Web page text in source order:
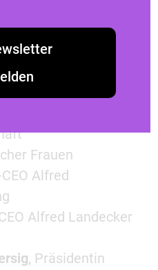
Frauen Union
Vorsitzende
Frauen
Frauen
Alfred
Alfred Landecker
, Präsidentin